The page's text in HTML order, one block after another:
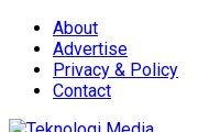
About
Advertise
Privacy & Policy
Contact